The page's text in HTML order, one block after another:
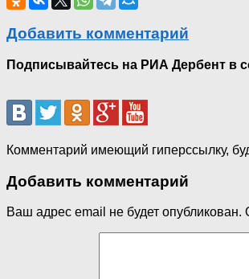
Добавить комментарий
Подписывайтесь на РИА Дербент в
Комментарий имеющий гиперссылку,
Добавить комментарий
Ваш адрес email не будет опубликован.